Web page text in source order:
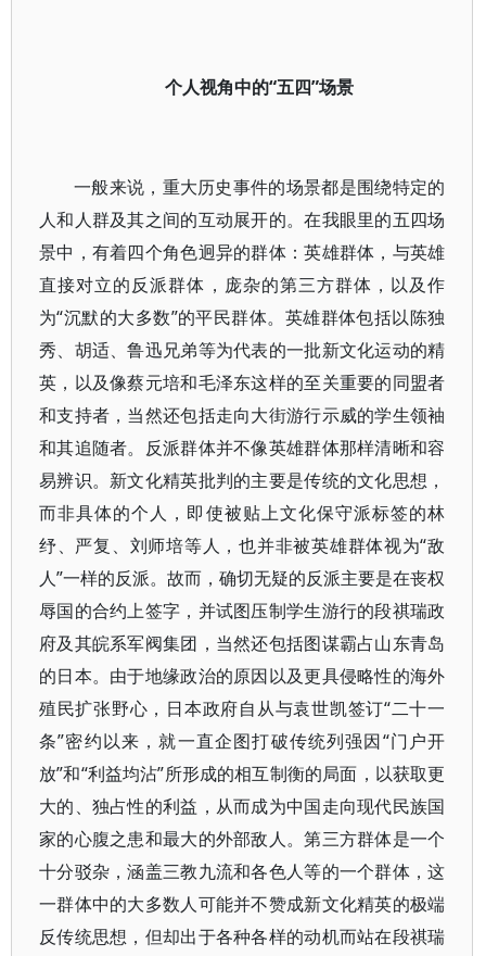
个人视角中的“五四”场景
一般来说，重大历史事件的场景都是围绕特定的
人和人群及其之间的互动展开的。在我眼里的五四场
景中，有着四个角色迥异的群体：英雄群体，与英雄
直接对立的反派群体，庞杂的第三方群体，以及作
为“沉默的大多数”的平民群体。英雄群体包括以陈独
秀、胡适、鲁迅兄弟等为代表的一批新文化运动的精
英，以及像蔡元培和毛泽东这样的至关重要的同盟者
和支持者，当然还包括走向大街游行示威的学生领袖
和其追随者。反派群体并不像英雄群体那样清晰和容
易辨识。新文化精英批判的主要是传统的文化思想，
而非具体的个人，即使被贴上文化保守派标签的林
纾、严复、刘师培等人，也并非被英雄群体视为“敌
人”一样的反派。故而，确切无疑的反派主要是在丧权
辱国的合约上签字，并试图压制学生游行的段祺瑞政
府及其皖系军阀集团，当然还包括图谋霸占山东青岛
的日本。由于地缘政治的原因以及更具侵略性的海外
殖民扩张野心，日本政府自从与袁世凯签订“二十一
条”密约以来，就一直企图打破传统列强因“门户开
放”和“利益均沾”所形成的相互制衡的局面，以获取更
大的、独占性的利益，从而成为中国走向现代民族国
家的心腹之患和最大的外部敌人。第三方群体是一个
十分驳杂，涵盖三教九流和各色人等的一个群体，这
一群体中的大多数人可能并不赞成新文化精英的极端
反传统思想，但却出于各种各样的动机而站在段祺瑞